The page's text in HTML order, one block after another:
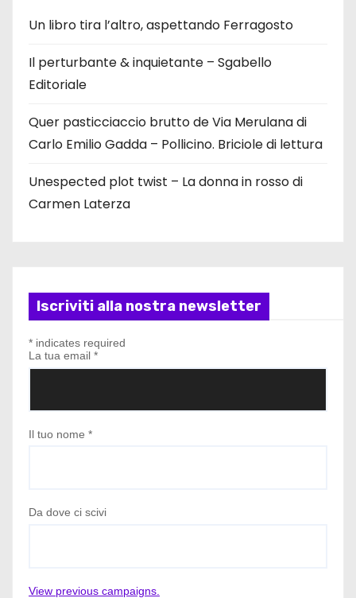
Un libro tira l’altro, aspettando Ferragosto
Il perturbante & inquietante – Sgabello
Editoriale
Quer pasticciaccio brutto de Via Merulana di
Carlo Emilio Gadda – Pollicino. Briciole di lettura
Unespected plot twist – La donna in rosso di
Carmen Laterza
Iscriviti alla nostra newsletter
* indicates required
La tua email *
Il tuo nome *
Da dove ci scivi
View previous campaigns.